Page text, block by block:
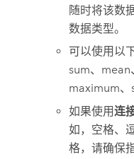
随时将该数
数据类型。
可以使用以
sum、mean
maximum、
如果使用连
如，空格、
格，请确保